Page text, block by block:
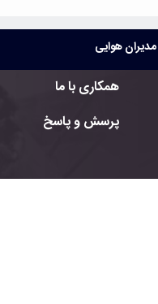
هوایی
همکاری با ما
پرسش و پاسخ